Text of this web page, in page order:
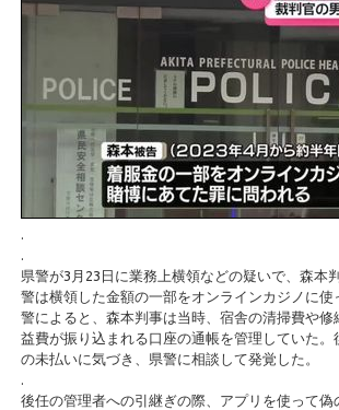
.
.
県警が3月23日に業務上横領などの疑いで、森本
警は横領した金額の一部をオンラインカジノに使
警によると、森本判事は当時、宿舎の清掃費や修
益費が振り込まれる口座の通帳を管理していた。
の未払いに気づき、県警に相談して発覚した。
.
後任の管理者への引継ぎの際、アプリを使って偽